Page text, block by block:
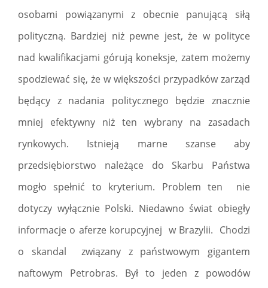
osobami powiązanymi z obecnie panującą siłą
polityczną. Bardziej niż pewne jest, że w polityce
nad kwalifikacjami górują koneksje, zatem możemy
spodziewać się, że w większości przypadków zarząd
będący z nadania politycznego będzie znacznie
mniej efektywny niż ten wybrany na zasadach
rynkowych. Istnieją marne szanse aby
przedsiębiorstwo należące do Skarbu Państwa
mogło spełnić to kryterium. Problem ten nie
dotyczy wyłącznie Polski. Niedawno świat obiegły
informacje o aferze korupcyjnej w Brazylii. Chodzi
o skandal związany z państwowym gigantem
naftowym Petrobras. Był to jeden z powodów